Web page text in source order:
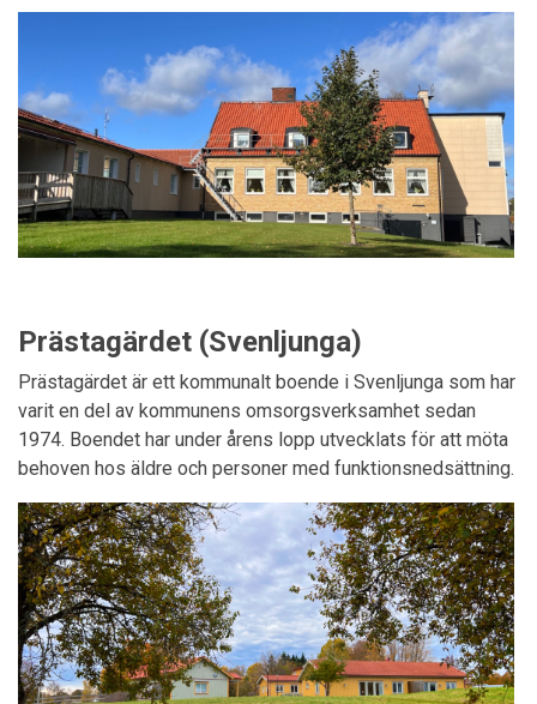
Prästagärdet (Svenljunga)
Prästagärdet är ett kommunalt boende i Svenljunga som har
varit en del av kommunens omsorgsverksamhet sedan
1974. Boendet har under årens lopp utvecklats för att möta
behoven hos äldre och personer med funktionsnedsättning.